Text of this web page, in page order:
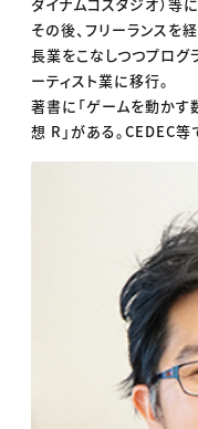
その後、フリーランスを
長業をこなしつつプログ
ーティスト業に移行。
著書に「ゲームを動かす
想 R」がある。CEDEC等